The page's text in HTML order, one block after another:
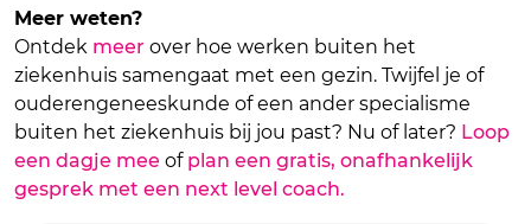
Meer weten?
Ontdek meer over hoe werken buiten het
ziekenhuis samengaat met een gezin. Twijfel je of
ouderengeneeskunde of een ander specialisme
buiten het ziekenhuis bij jou past? Nu of later? Loop
een dagje mee of plan een gratis, onafhankelijk
gesprek met een next level coach.